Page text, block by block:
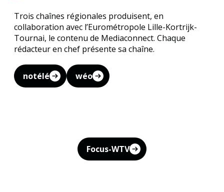
Trois chaînes régionales produisent, en
collaboration avec l’Eurométropole Lille-Kortrijk-
Tournai, le contenu de Mediaconnect. Chaque
rédacteur en chef présente sa chaîne.
notélé wéo
Focus-WTV